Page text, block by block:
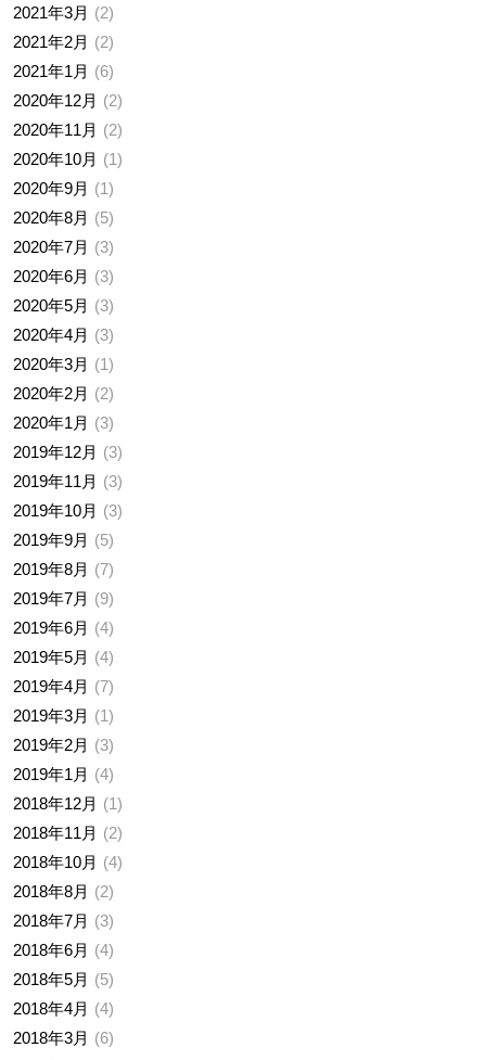
2021年3月
2
2021年2月
2
2021年1月
6
2020年12月
2
2020年11月
2
2020年10月
1
2020年9月
1
2020年8月
5
2020年7月
3
2020年6月
3
2020年5月
3
2020年4月
3
2020年3月
1
2020年2月
2
2020年1月
3
2019年12月
3
2019年11月
3
2019年10月
3
2019年9月
5
2019年8月
7
2019年7月
9
2019年6月
4
2019年5月
4
2019年4月
7
2019年3月
1
2019年2月
3
2019年1月
4
2018年12月
1
2018年11月
2
2018年10月
4
2018年8月
2
2018年7月
3
2018年6月
4
2018年5月
5
2018年4月
4
2018年3月
6